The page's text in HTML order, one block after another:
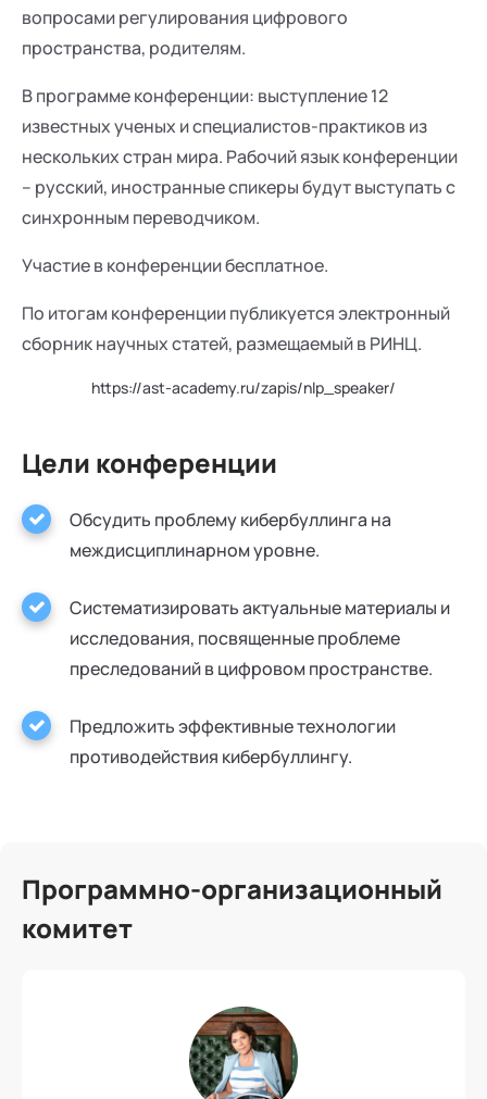
вопросами регулирования цифрового
пространства, родителям.
В программе конференции: выступление 12
известных ученых и специалистов-практиков из
нескольких стран мира. Рабочий язык конференции
– русский, иностранные спикеры будут выступать с
синхронным переводчиком.
Участие в конференции бесплатное.
По итогам конференции публикуется электронный
сборник научных статей, размещаемый в РИНЦ.
https://ast-academy.ru/zapis/nlp_speaker/
Цели конференции
Обсудить проблему кибербуллинга на
междисциплинарном уровне.
Систематизировать актуальные материалы и
исследования, посвященные проблеме
преследований в цифровом пространстве.
Предложить эффективные технологии
противодействия кибербуллингу.
Программно-организационный
комитет